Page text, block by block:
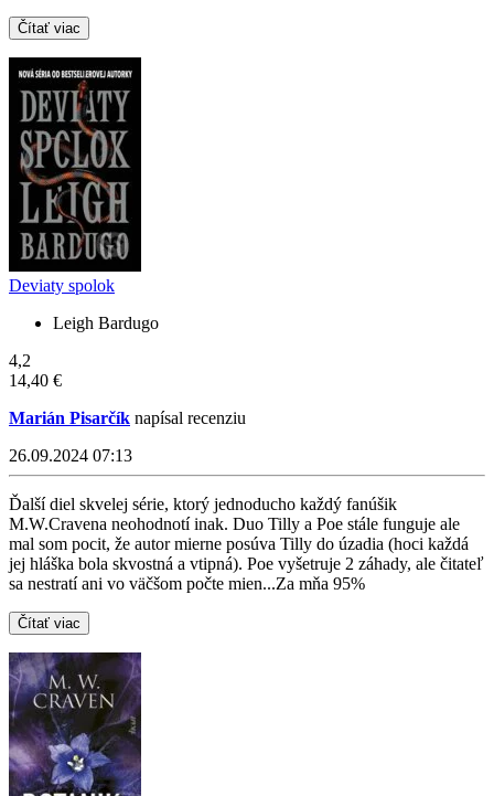
Čítať viac
Deviaty spolok
Leigh Bardugo
4,2
14,40 €
Marián Pisarčík napísal recenziu
26.09.2024 07:13
Ďalší diel skvelej série, ktorý jednoducho každý fanúšik
M.W.Cravena neohodnotí inak. Duo Tilly a Poe stále funguje ale
mal som pocit, že autor mierne posúva Tilly do úzadia (hoci každá
jej hláška bola skvostná a vtipná). Poe vyšetruje 2 záhady, ale čitateľ
sa nestratí ani vo väčšom počte mien...Za mňa 95%
Čítať viac